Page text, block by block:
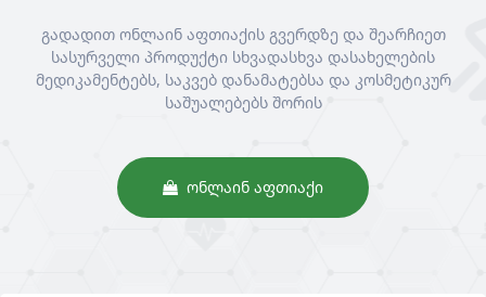
გადადით ონლაინ აფთიაქის გვერდზე და შეარჩიეთ
სასურველი პროდუქტი სხვადასხვა დასახელების
მედიკამენტებს, საკვებ დანამატებსა და კოსმეტიკურ
საშუალებებს შორის
ᲝᲜᲚᲐᲘᲜ ᲐᲤᲗᲘᲐᲥᲘ